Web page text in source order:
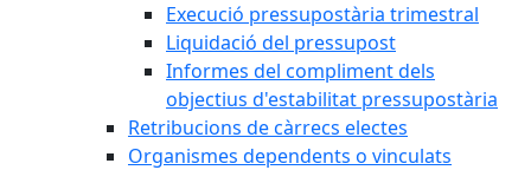
Execució pressupostària trimestral
Liquidació del pressupost
Informes del compliment dels
objectius d'estabilitat pressupostària
Retribucions de càrrecs electes
Organismes dependents o vinculats